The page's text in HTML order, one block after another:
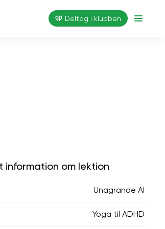
Deltag i klubben
information om lektion
Unagrande AI
Yoga til ADHD